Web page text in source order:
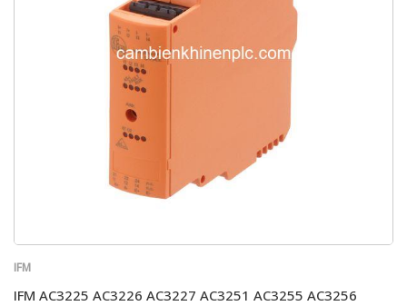
IFM
IFM AC3225 AC3226 AC3227 AC3251 AC3255 AC3256